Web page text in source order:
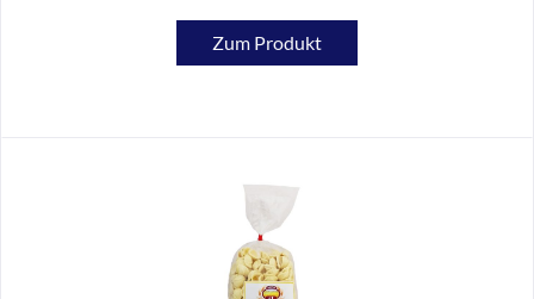
Zum Produkt